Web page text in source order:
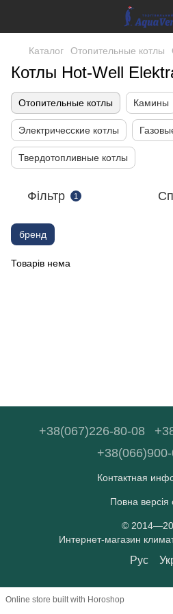
Каталог Отопительные котлы
Котлы Hot-Well
Отопительные котлы Камины
Электричесские котлы
Твердотопливные котлы
Фільтр 1
бренд
Товарів нема
+38(067)226-80-08
Контактная
Повна версія
©
Интернет-магазин
Рус
Online store built with Horoshop